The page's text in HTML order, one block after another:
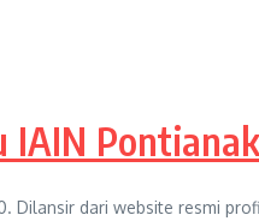
IAIN Pontianak
Dilansir dari website resmi